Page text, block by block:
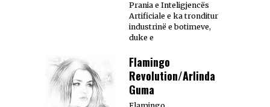
Prania e Inteligjencës
Artificiale e ka tronditur
industrinë e botimeve,
duke e
Flamingo
Revolution/Arlinda
Guma